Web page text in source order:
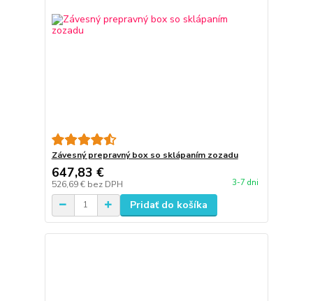
Závesný prepravný box so sklápaním zozadu
647,83 €
526,69 € bez DPH 3-7 dni
Pridať do košíka